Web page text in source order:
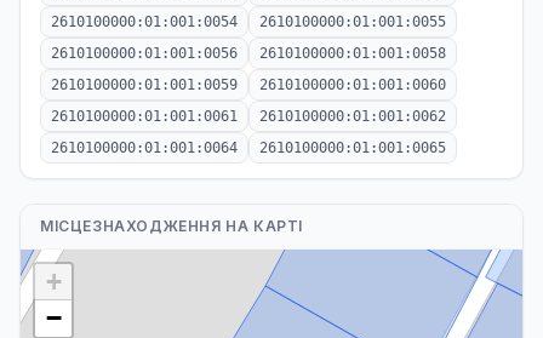
2610100000:01:001:0054
2610100000:01:001:0055
2610100000:01:001:0056
2610100000:01:001:0058
2610100000:01:001:0059
2610100000:01:001:0060
2610100000:01:001:0061
2610100000:01:001:0062
2610100000:01:001:0064
2610100000:01:001:0065
МІСЦЕЗНАХОДЖЕННЯ НА КАРТІ
+
−